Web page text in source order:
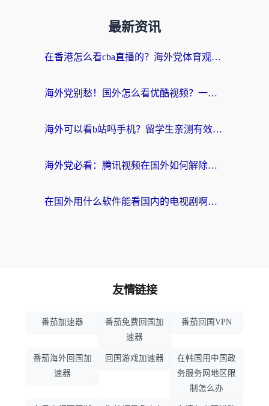
最新资讯
在香港怎么看cba直播的？海外党体育观赛终极指南：告别版权限制，畅享中文解说
海外党别愁！国外怎么看优酷视频？一招解决追剧、看直播难题
海外可以看b站吗手机？留学生亲测有效的回国加速指南
海外党必看：腾讯视频在国外如何解除地域限制？附优酷咪咕使用指南
在国外用什么软件能看国内的电视剧啊？留学生亲测有效的回国加速方案
友情链接
番茄加速器
番茄免费回国加
速器
番茄回国VPN
番茄海外回国加
速器
回国游戏加速器
在韩国用中国政
务服务网地区限
制怎么办